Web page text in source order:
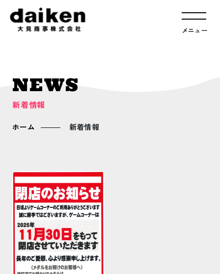
メニュー
NEWS
新着情報
ホーム 新着情報